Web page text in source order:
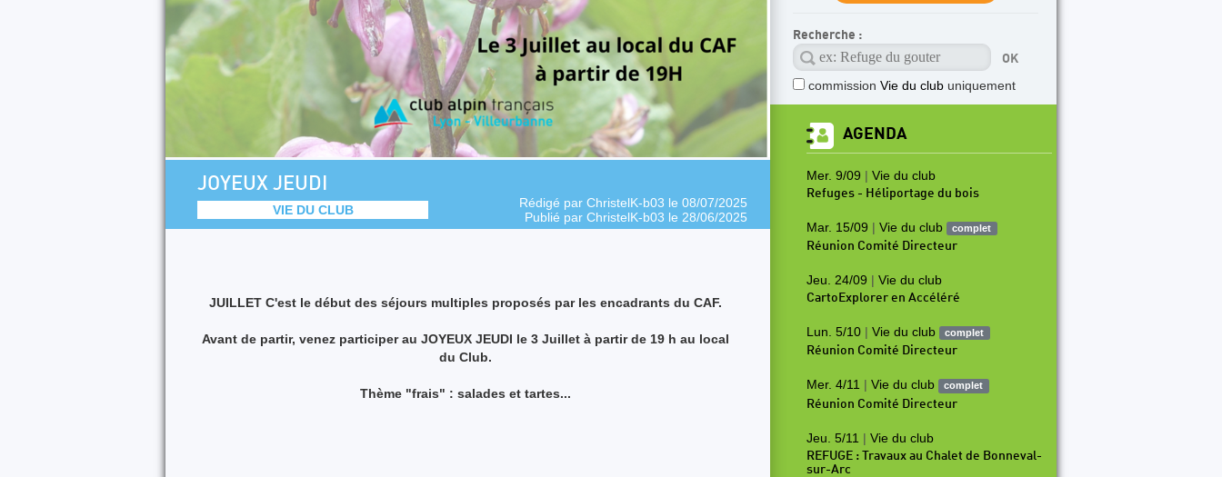
JOYEUX JEUDI
VIE DU CLUB Rédigé par ChristelK-b03 le 08/07/2025
Publié par ChristelK-b03 le 28/06/2025
JUILLET C'est le début des séjours multiples proposés par les encadrants du CAF.
Avant de partir, venez participer au JOYEUX JEUDI le 3 Juillet à partir de 19 h au local
du Club.
Thème "frais" : salades et tartes...
Recherche :
commission Vie du club uniquement
AGENDA
Mer. 9/09 | Vie du club
Refuges - Héliportage du bois
Mar. 15/09 | Vie du club complet
Réunion Comité Directeur
Jeu. 24/09 | Vie du club
CartoExplorer en Accéléré
Lun. 5/10 | Vie du club complet
Réunion Comité Directeur
Mer. 4/11 | Vie du club complet
Réunion Comité Directeur
Jeu. 5/11 | Vie du club
REFUGE : Travaux au Chalet de Bonneval-
sur-Arc